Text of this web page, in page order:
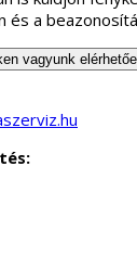
és a
vagyunk